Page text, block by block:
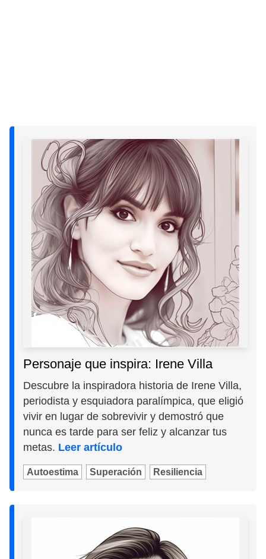
Personaje que inspira: Irene Villa
Descubre la inspiradora historia de Irene Villa,
periodista y esquiadora paralímpica, que eligió
vivir en lugar de sobrevivir y demostró que
nunca es tarde para ser feliz y alcanzar tus
metas. Leer artículo
Autoestima Superación Resiliencia